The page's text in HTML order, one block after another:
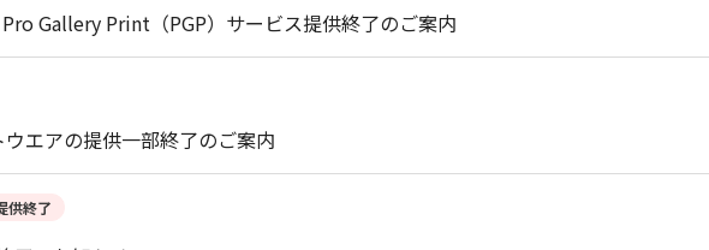
Gallery Print（PGP）サービス提供終了のご案内
エアの提供一部終了のご案内
供終了